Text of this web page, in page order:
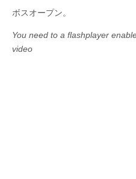
ボスオープン。
You need to a flashplayer
video